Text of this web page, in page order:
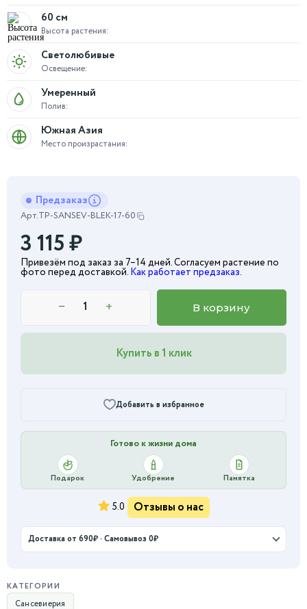
Высота растения:
60 см
Освещение:
Светолюбивые
Полив:
Умеренный
Место произрастания:
Южная Азия
Предзаказ
Арт.TP-SANSEV-BLEK-17-60
3 115₽
Привезём под заказ за 7–14 дней. Согласуем растение по
фото перед доставкой. Как работает предзаказ.
− + В корзину
Купить в 1 клик
Добавить в избранное
Готово к жизни дома
Подарок Удобрение Памятка
5.0 Отзывы о нас
Доставка от 690₽ · Самовывоз 0₽
КАТЕГОРИИ
Сансевиерия